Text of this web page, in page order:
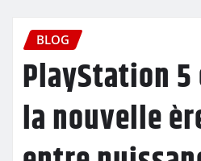
BLOG
PlayStation
la nouvelle